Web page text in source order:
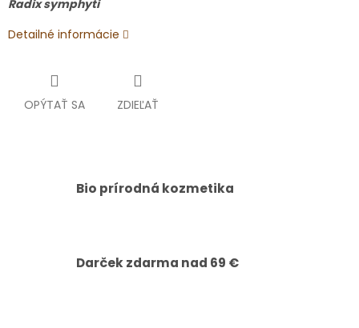
Radix symphyti
Detailné informácie
OPÝTAŤ SA ZDIEĽAŤ
Bio prírodná kozmetika
Darček zdarma nad 69 €